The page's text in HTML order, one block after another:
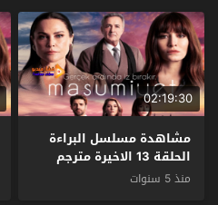
02:19:30
مشاهدة مسلسل البراءة
الحلقة 13 الاخيرة مترجم
منذ 5 سنوات